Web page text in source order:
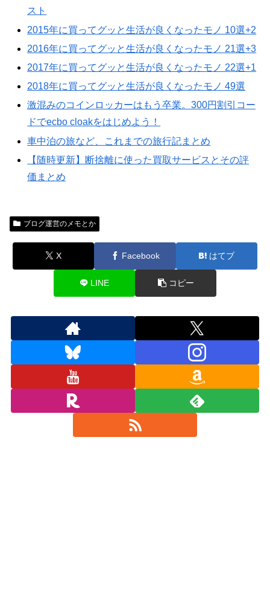
スト
2015年に買ってグッと生活が良くなったモノ 10選+2
2016年に買ってグッと生活が良くなったモノ 21選+3
2017年に買ってグッと生活が良くなったモノ 22選+1
2018年に買ってグッと生活が良くなったモノ 49選
激混みのコインロッカーはもう卒業。300円割引コー
ドでecbo cloakをはじめよう！
車中泊の旅など、これまでの旅行記まとめ
【随時更新】断捨離に使った買取サービスとその評
価まとめ
ブログ運営のメモとか
X Facebook はてブ
LINE コピー